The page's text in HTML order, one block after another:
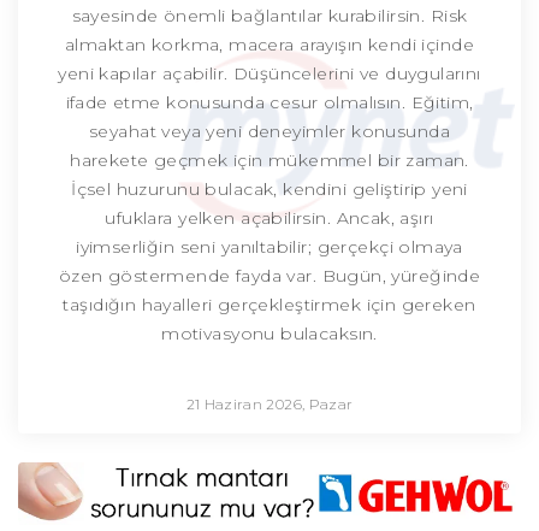
sayesinde önemli bağlantılar kurabilirsin. Risk
almaktan korkma, macera arayışın kendi içinde
yeni kapılar açabilir. Düşüncelerini ve duygularını
ifade etme konusunda cesur olmalısın. Eğitim,
seyahat veya yeni deneyimler konusunda
harekete geçmek için mükemmel bir zaman.
İçsel huzurunu bulacak, kendini geliştirip yeni
ufuklara yelken açabilirsin. Ancak, aşırı
iyimserliğin seni yanıltabilir; gerçekçi olmaya
özen göstermende fayda var. Bugün, yüreğinde
taşıdığın hayalleri gerçekleştirmek için gereken
motivasyonu bulacaksın.
21 Haziran 2026, Pazar